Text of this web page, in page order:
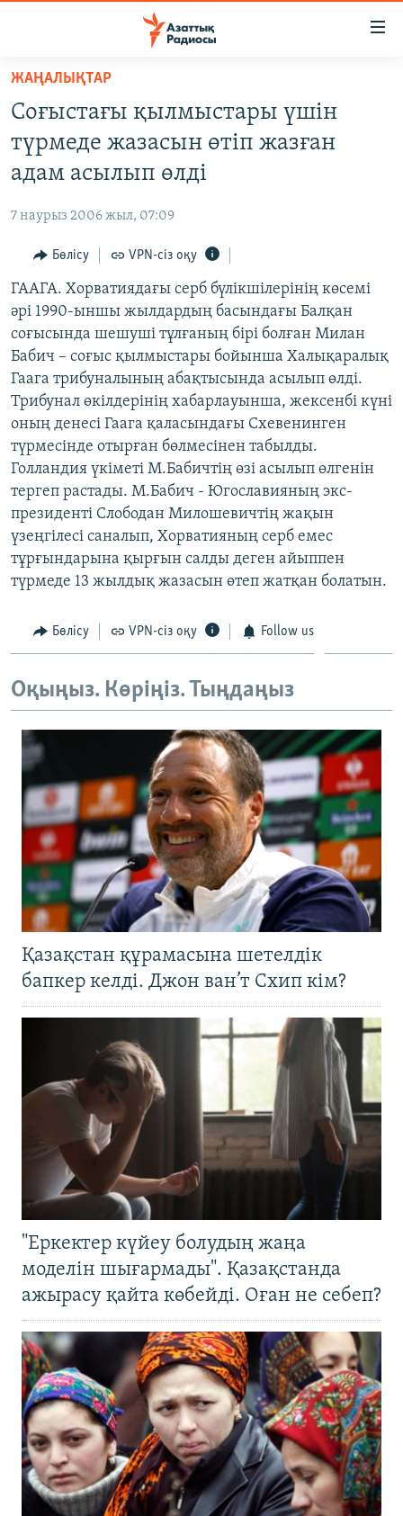
Skip
main
content
Skip
to
main
Navigation
Search
AZATTYQTV
АДАМ ҚҰҚЫҚТАРЫ
ӘЛЕУМЕТ
ӘЛЕМ
АРНАЙЫ ЖОБАЛАР
Русский
ЖАЗЫЛЫҢЫЗ
Басқа тілдерде
ЖАҢАЛЫҚТАР
Соғыстағы қылмыстары үшін
түрмеде жазасын өтіп жазған
адам асылып өлді
7 наурыз 2006 жыл, 07:09
Бөлісу VPN-сіз оқу
ГААГА. Хорватиядағы серб бүлікшілерінің көсемі
әрі 1990-ыншы жылдардың басындағы Балқан
соғысында шешуші тұлғаның бірі болған Милан
Бабич – соғыс қылмыстары бойынша Халықаралық
Гаага трибуналының абақтысында асылып өлді.
Трибунал өкілдерінің хабарлауынша, жексенбі күні
оның денесі Гаага қаласындағы Схевенинген
түрмесінде отырған бөлмесінен табылды.
Голландия үкіметі М.Бабичтің өзі асылып өлгенін
тергеп растады. М.Бабич - Югославияның экс-
президенті Слободан Милошевичтің жақын
үзеңгілесі саналып, Хорватияның серб емес
тұрғындарына қырғын салды деген айыппен
түрмеде 13 жылдық жазасын өтеп жатқан болатын.
Бөлісу VPN-сіз оқу Follow us
Оқыңыз. Көріңіз. Тыңдаңыз
Қазақстан құрамасына шетелдік
бапкер келді. Джон ван’т Схип кім?
"Еркектер күйеу болудың жаңа
моделін шығармады". Қазақстанда
ажырасу қайта көбейді. Оған не себеп?